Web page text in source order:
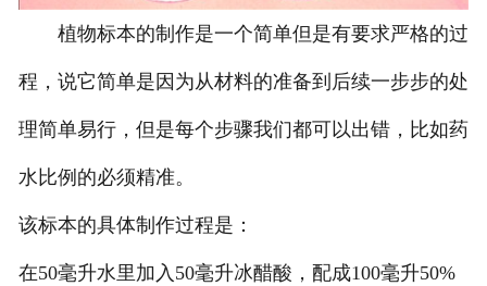
生物标本
植物标本的制作是一个简单但是有要求严格的过
程，说它简单是因为从材料的准备到后续一步步的处
理简单易行，但是每个步骤我们都可以出错，比如药
水比例的必须精准。
该标本的具体制作过程是：
在50毫升水里加入50毫升冰醋酸，配成100毫升50%